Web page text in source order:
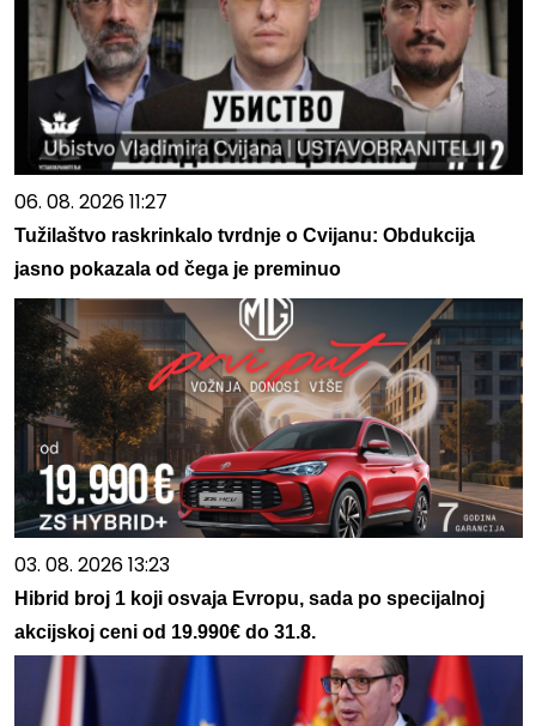
06. 08. 2026 11:27
Tužilaštvo raskrinkalo tvrdnje o Cvijanu: Obdukcija
jasno pokazala od čega je preminuo
03. 08. 2026 13:23
Hibrid broj 1 koji osvaja Evropu, sada po specijalnoj
akcijskoj ceni od 19.990€ do 31.8.